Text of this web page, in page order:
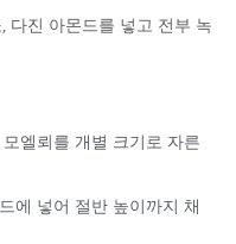
다진 아몬드를 넣고 전부 녹
엘뢰를 개별 크기로 자른
에 넣어 절반 높이까지 채